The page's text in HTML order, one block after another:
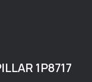
1P8717